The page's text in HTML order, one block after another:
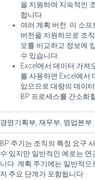
을 지원하여 지속적인
합니다.
여러 계획 버전: 이 소
버전을 지원하므로 조
오를 비교하고 정보에
수 있습니다.
Excel에서 데이터 가져
를 사용하면 Excel에서
있으므로 대량의 데이
BP 프로세스를 간소화
경영기획부, 재무부, 영업본부
BP 주기는 조직의 특정 요구
수 있지만 일반적인 예로는 연
니다. 계획 주기에는 일반적으
지 주요 단계가 포함됩니다.